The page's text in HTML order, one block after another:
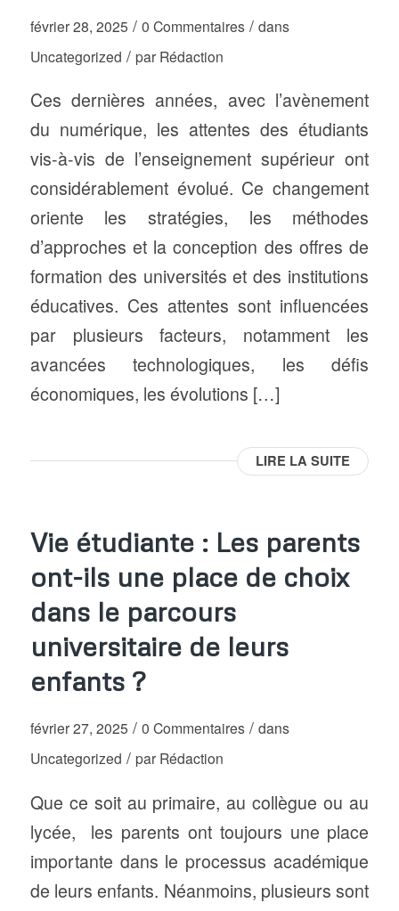
février 28, 2025 / 0 Commentaires / dans
Uncategorized / par Rédaction
Ces dernières années, avec l’avènement
du numérique, les attentes des étudiants
vis-à-vis de l’enseignement supérieur ont
considérablement évolué. Ce changement
oriente les stratégies, les méthodes
d’approches et la conception des offres de
formation des universités et des institutions
éducatives. Ces attentes sont influencées
par plusieurs facteurs, notamment les
avancées technologiques, les défis
économiques, les évolutions […]
LIRE LA SUITE
Vie étudiante : Les parents
ont-ils une place de choix
dans le parcours
universitaire de leurs
enfants ?
février 27, 2025 / 0 Commentaires / dans
Uncategorized / par Rédaction
Que ce soit au primaire, au collègue ou au
lycée, les parents ont toujours une place
importante dans le processus académique
de leurs enfants. Néanmoins, plusieurs sont